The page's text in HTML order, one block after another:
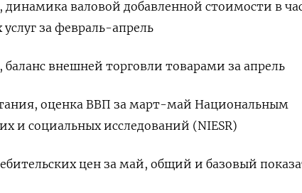
валовой добавленной стоимости в
за февраль-апрель
внешней торговли товарами за апрель
оценка ВВП за март-май Национальным
и социальных исследований (NIESR)
цен за май, общий и базовый